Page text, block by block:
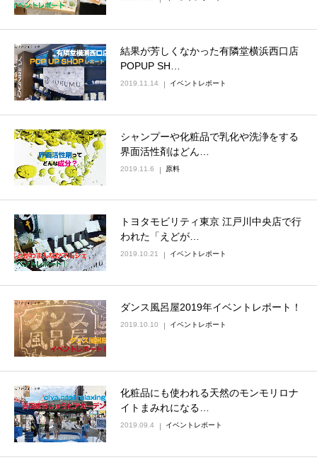
結果が芳しくなかった有隣堂横浜西口店
POPUP SH…
2019.11.14 イベントレポート
シャンプーや化粧品で乳化や洗浄をする
界面活性剤はどん…
2019.11.6 原料
トヨタモビリティ東京 江戸川中央店で行
われた「えどが…
2019.10.21 イベントレポート
ダンス風呂屋2019年イベントレポート！
2019.10.10 イベントレポート
化粧品にも使われる天然のモンモリロナ
イトまみれになる…
2019.09.4 イベントレポート